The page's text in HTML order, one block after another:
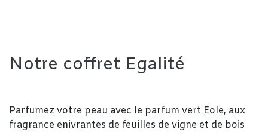
Notre coffret Egalité
Parfumez votre peau avec le parfum vert Eole, aux
fragrance enivrantes de feuilles de vigne et de bois